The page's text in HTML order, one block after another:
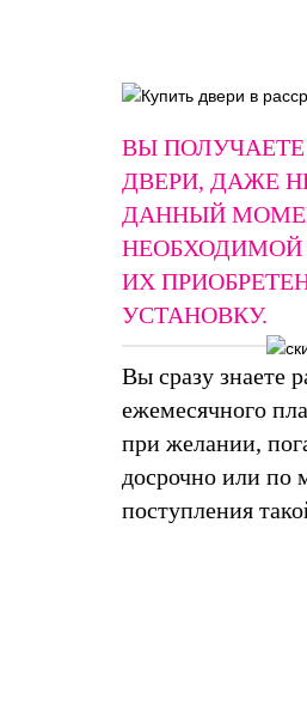
ВЫ
ДВЕРИ, ДАЖЕ
ДАННЫЙ
ИХ
УСТАНОВКУ.
Вы сразу знаете
ежемесячного
при желании,
досрочно или по
поступления